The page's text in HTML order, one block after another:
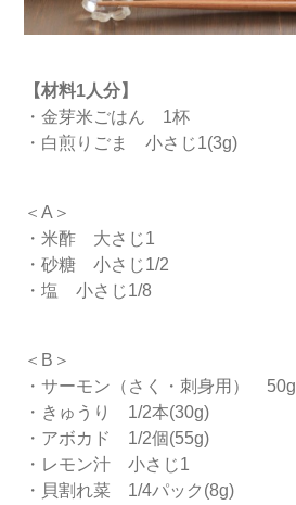
【材料1人分】
・金芽米ごはん 1杯
・白煎りごま 小さじ1(3g)
＜A＞
・米酢 大さじ1
・砂糖 小さじ1/2
・塩 小さじ1/8
＜B＞
・サーモン（さく・刺身用） 50g
・きゅうり 1/2本(30g)
・アボカド 1/2個(55g)
・レモン汁 小さじ1
・貝割れ菜 1/4パック(8g)